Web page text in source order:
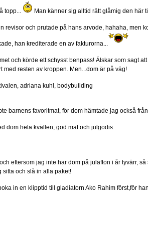
topp... Man känner sig alltid rätt glåmig den här
revisor och prutade på hans arvode, hahaha, men
han krediterade en av fakturorna...
och körde ett schysst benpass! Älskar som sagt
med resten av kroppen. Men...dom är på väg!
barnens favoritmat, för dom hämtade jag också
dom hela kvällen, god mat och julgodis..
eftersom jag inte har dom på julafton i år tyvärr,
sitta och slå in alla paket!
in en klipptid till gladiatorn Ako Rahim först,för